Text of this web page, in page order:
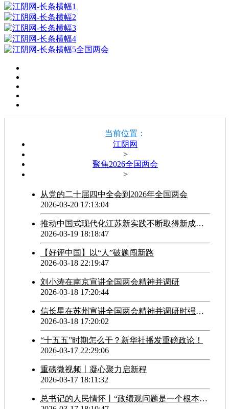
当前位置：
江阴网
>
聚焦2026全国两会
>
从党的二十届四中全会到2026年全国两会
2026-03-20 17:13:04
推动中国式现代化江苏新实践不断取得新成果 江苏各地各部门传达学习贯彻全国两会精神
2026-03-19 18:18:47
【好评中国】以“人”破题闯新路
2026-03-18 22:19:47
刘小涛在南京宣讲全国两会精神并调研
2026-03-18 17:20:44
信长星在苏州宣讲全国两会精神并调研时强调 锚定目标任务 抓好工作落实 为推进中国式现代化江苏新实践作出更大贡献
2026-03-18 17:20:02
“十五五”时期怎么干？新华社播发重磅政论！
2026-03-17 22:29:06
重磅微视频丨凝心聚力启新程
2026-03-17 18:11:32
总书记的人民情怀丨“政绩观问题是一个根本性问题”